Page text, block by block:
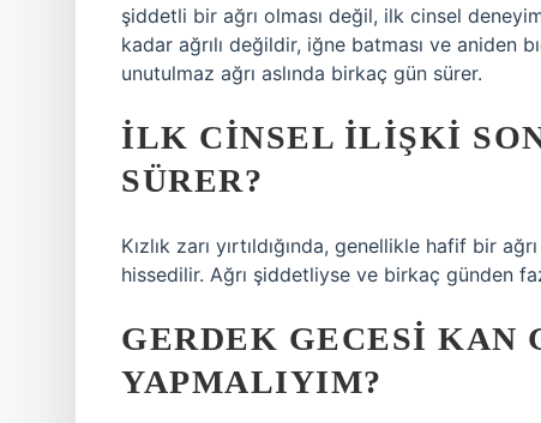
şiddetli bir ağrı olması değil, ilk cinsel
kadar ağrılı değildir, iğne batması ve aniden
unutulmaz ağrı aslında birkaç gün sürer.
İLK CINSEL ILIŞKI
SÜRER?
Kızlık zarı yırtıldığında, genellikle hafif bir
hissedilir. Ağrı şiddetliyse ve birkaç günden
GERDEK GECESI KAN
YAPMALIYIM?